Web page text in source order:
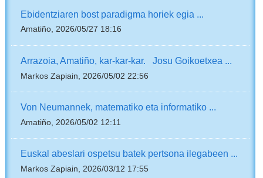
Ebidentziaren bost paradigma horiek egia ...
Amatiño, 2026/05/27 18:16
Arrazoia, Amatiño, kar-kar-kar. Josu Goikoetxea ...
Markos Zapiain, 2026/05/02 22:56
Von Neumannek, matematiko eta informatiko ...
Amatiño, 2026/05/02 12:11
Euskal abeslari ospetsu batek pertsona ilegabeen ...
Markos Zapiain, 2026/03/12 17:55